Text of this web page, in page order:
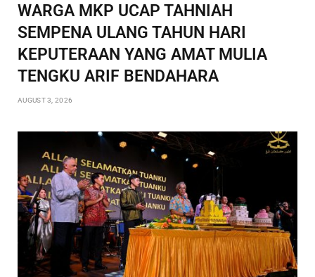
WARGA MKP UCAP TAHNIAH
SEMPENA ULANG TAHUN HARI
KEPUTERAAN YANG AMAT MULIA
TENGKU ARIF BENDAHARA
AUGUST 3, 2026